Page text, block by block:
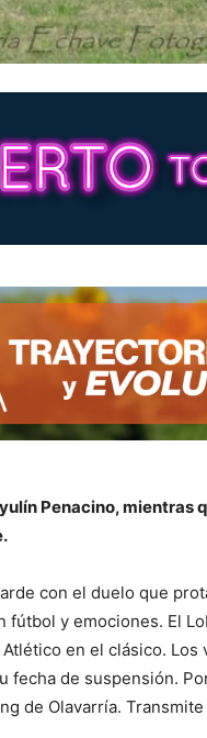
Penacino,
con el duelo que
y emociones. El
en el clásico.
fecha de suspensión.
de Olavarría. Transmite